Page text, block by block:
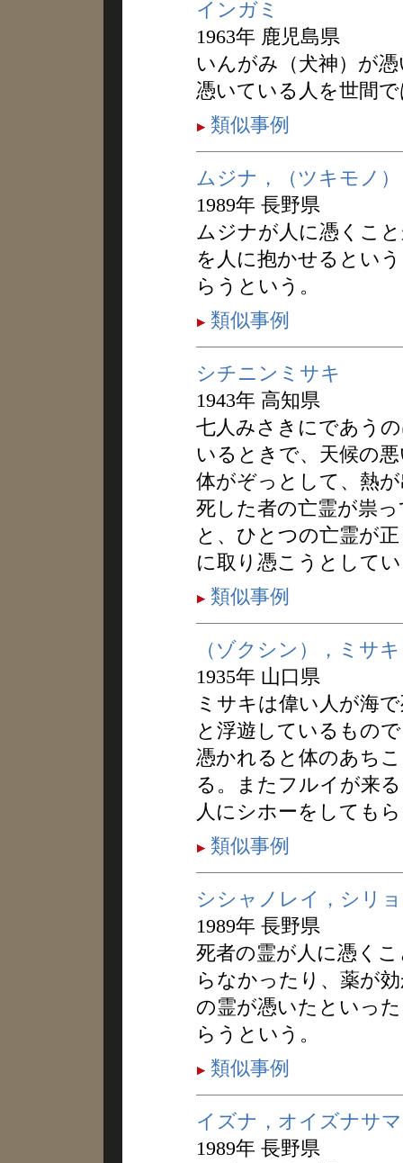
インガミ
1963年 鹿児島県
いんがみ（犬神）が
憑いている人を世間
類似事例
ムジナ，（ツキモノ）
1989年 長野県
ムジナが人に憑くこ
を人に抱かせるとい
らうという。
類似事例
シチニンミサキ
1943年 高知県
七人みさきにであう
いるときで、天候の
体がぞっとして、熱
死した者の亡霊が祟
と、ひとつの亡霊が
に取り憑こうとして
類似事例
（ゾクシン），ミサキ
1935年 山口県
ミサキは偉い人が海
と浮遊しているもの
憑かれると体のあち
る。またフルイが来
人にシホーをしても
類似事例
シシャノレイ，シリ
1989年 長野県
死者の霊が人に憑く
らなかったり、薬が
の霊が憑いたといっ
らうという。
類似事例
イズナ，オイズナサ
1989年 長野県